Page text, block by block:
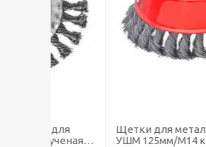
Щетки для металла для
УШМ 125мм/М14 крученая